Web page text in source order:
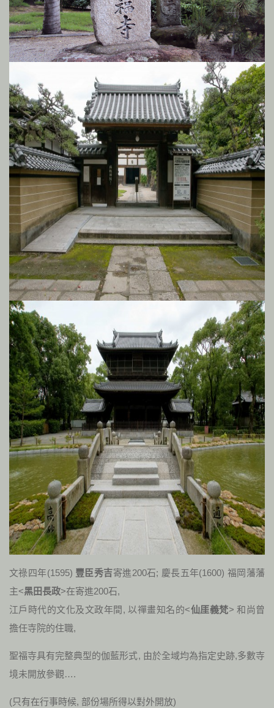
文祿四年(1595) 豐臣秀吉寄進200石; 慶長五年(1600) 福岡藩藩
主<黑田長政>在寄進200石,
江戶時代的文化及文政年間, 以禪畫知名的<仙厓義梵> 和尚曾
擔任寺院的住職,
聖福寺具有完整典型的伽藍形式, 由於全域均為指定史跡,多數寺
境未開放參觀….
(只有在行事時候, 部份場所得以對外開放)